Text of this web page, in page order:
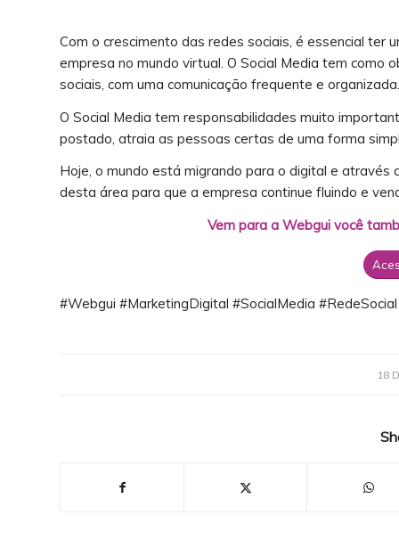
Com o crescimento das redes sociais, é essencial ter
empresa no mundo virtual. O Social Media tem como
sociais, com uma comunicação frequente e organizada.
O Social Media tem responsabilidades muito
postado, atraia as pessoas certas de uma forma
Hoje, o mundo está migrando para o digital e através
desta área para que a empresa continue fluindo e
Vem para a Webgui você
#Webgui #MarketingDigital #SocialMedia
18